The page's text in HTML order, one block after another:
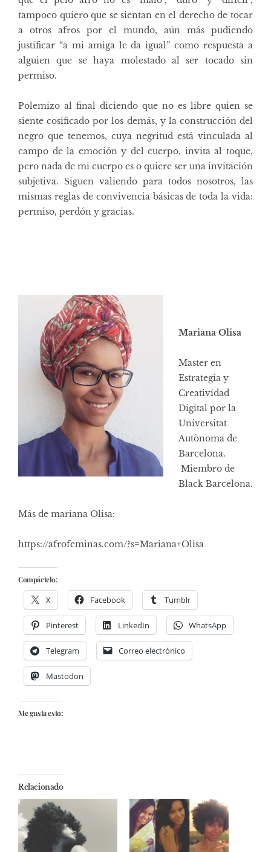
tampoco quiero que se sientan en el derecho de tocar
a otros afros por el mundo, aún más pudiendo
justificar “a mi amiga le da igual” como respuesta a
alguien que se haya molestado al ser tocado sin
permiso.
Polemizo al final diciendo que no es libre quien se
siente cosificado por los demás, y la construcción del
negro que tenemos, cuya negritud está vinculada al
campo de la emoción y del cuerpo, invita al toque,
pero nada de mi cuerpo es o quiere ser una invitación
subjetiva. Siguen valiendo para todos nosotros, las
mismas reglas de convivencia básicas de toda la vida:
permiso, perdón y gracias.
Mariana Olisa
Master en
Estrategia y
Creatividad
Digital por la
Universitat
Autònoma de
Barcelona.
Miembro de
Black Barcelona.
Más de mariana Olisa:
https://afrofeminas.com/?s=Mariana+Olisa
Compártelo:
X Facebook Tumblr
Pinterest LinkedIn WhatsApp
Telegram Correo electrónico
Mastodon
Me gusta esto:
Relacionado